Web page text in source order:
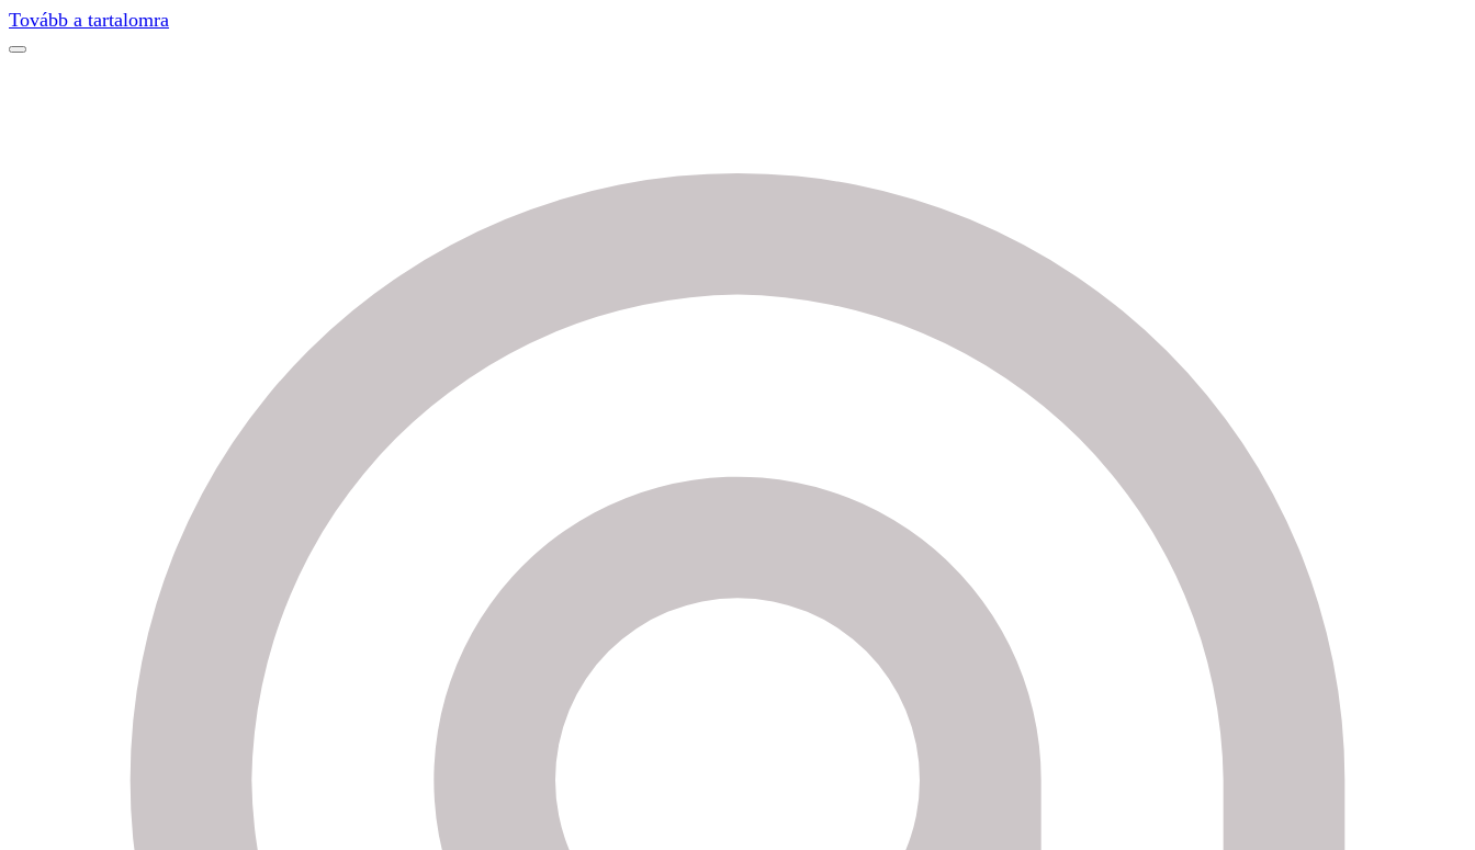
Tovább a tartalomra